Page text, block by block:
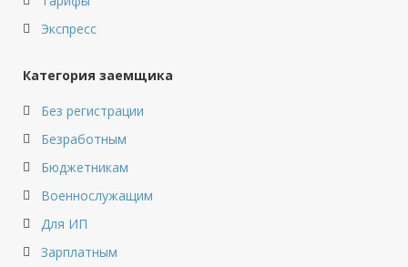
Экспресс
Категория заемщика
Без регистрации
Безработным
Бюджетникам
Военнослужащим
Для ИП
Зарплатным